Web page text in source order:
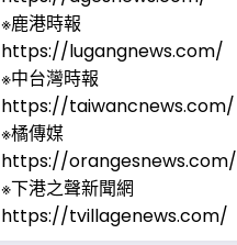
※鹿港時報
https://lugangnews.com/
※中台灣時報
https://taiwancnews.com/
※橘傳媒
https://orangesnews.com/
※下港之聲新聞網
https://tvillagenews.com/